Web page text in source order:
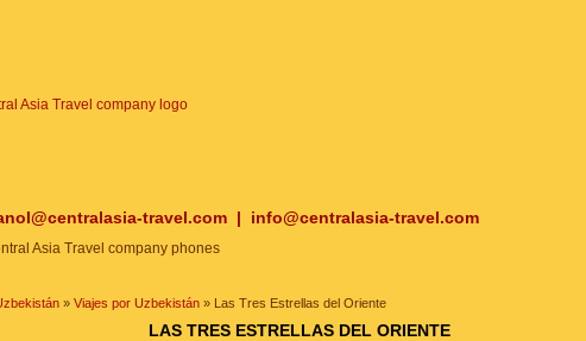
travel.com | info@centralasia-travel.com
» Viajes por Uzbekistán » Las Tres Estrellas del Oriente
LAS TRES ESTRELLAS DEL ORIENTE